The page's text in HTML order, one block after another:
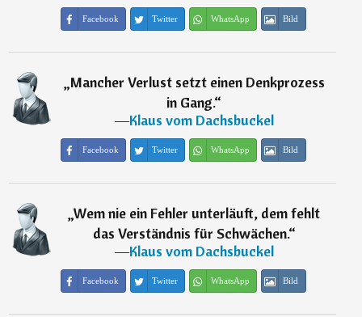
Facebook Twitter WhatsApp Bild
„Mancher Verlust setzt einen Denkprozess
in Gang.“
―Klaus vom Dachsbuckel
Facebook Twitter WhatsApp Bild
„Wem nie ein Fehler unterläuft, dem fehlt
das Verständnis für Schwächen.“
―Klaus vom Dachsbuckel
Facebook Twitter WhatsApp Bild